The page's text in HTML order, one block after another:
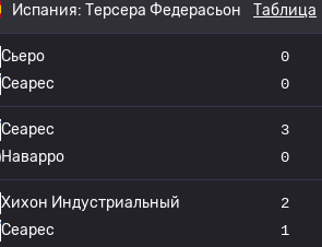
Испания: Терсера Федерасьон Таблица
Сьеро
Сеарес
0
0
Сеарес
Наварро
3
0
Хихон Индустриальный
Сеарес
2
1